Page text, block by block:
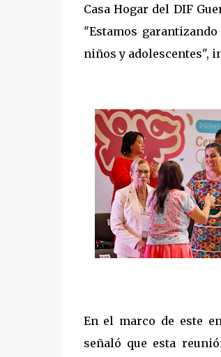
Casa Hogar del DIF
"Estamos
niños y adolescentes",
En el marco de este
señaló que esta